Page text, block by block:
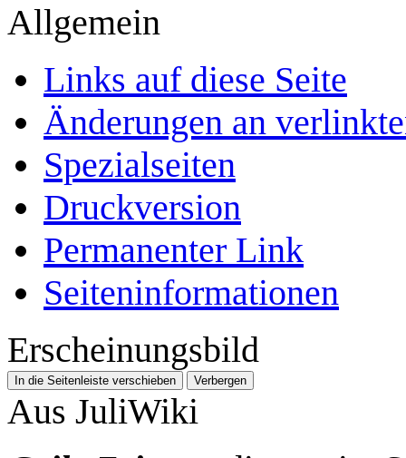
Allgemein
Links auf diese Seite
Änderungen an
Spezialseiten
Druckversion
Permanenter Link
Seiten­­informationen
Erscheinungsbild
In die Seitenleiste verschieben Verbergen
Aus JuliWiki